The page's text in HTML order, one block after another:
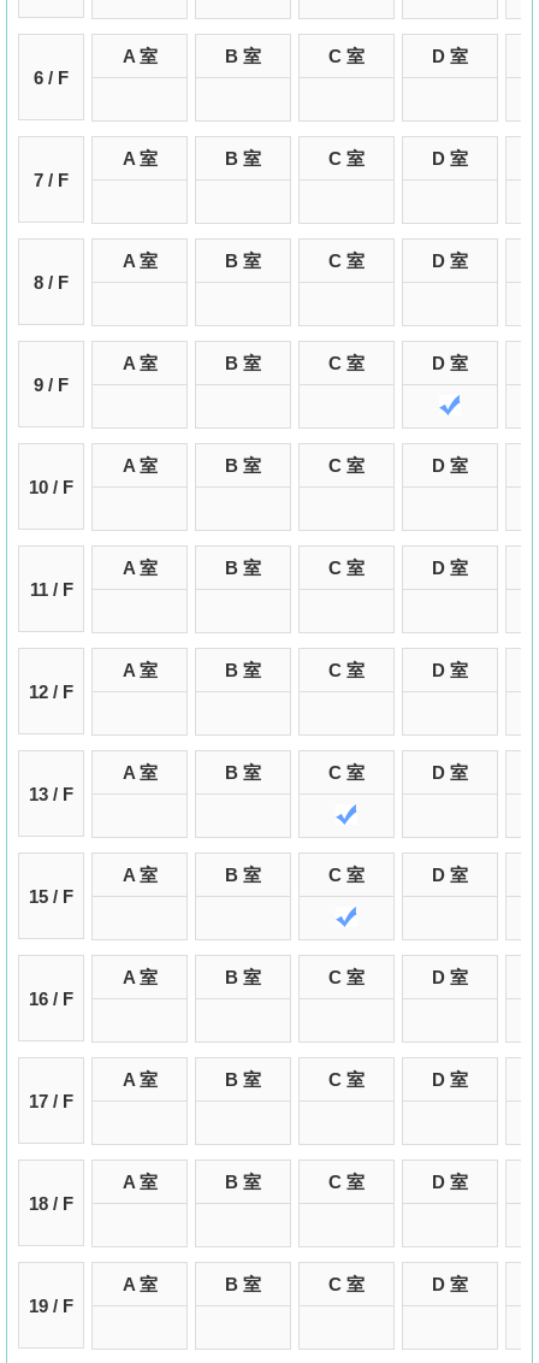
數
據
佈
置
業
冊
關
於
們
6 / F
A 室 B 室 C 室 D 室
7 / F
A 室 B 室 C 室 D 室
8 / F
A 室 B 室 C 室 D 室
9 / F
A 室 B 室 C 室 D 室
10 / F
A 室 B 室 C 室 D 室
11 / F
A 室 B 室 C 室 D 室
12 / F
A 室 B 室 C 室 D 室
13 / F
A 室 B 室 C 室 D 室
15 / F
A 室 B 室 C 室 D 室
16 / F
A 室 B 室 C 室 D 室
17 / F
A 室 B 室 C 室 D 室
18 / F
A 室 B 室 C 室 D 室
19 / F
A 室 B 室 C 室 D 室